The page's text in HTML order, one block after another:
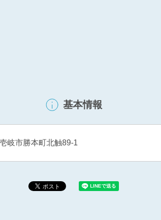
基本情報
岐市勝本町北触89-1